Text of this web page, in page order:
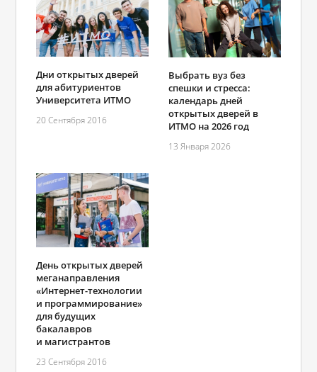
Дни открытых дверей
для абитуриентов
Университета ИТМО
20 Сентября 2016
Выбрать вуз без
спешки и стресса:
календарь дней
открытых дверей в
ИТМО на 2026 год
13 Января 2026
День открытых дверей
меганаправления
«Интернет-технологии
и программирование»
для будущих
бакалавров
и магистрантов
23 Сентября 2016